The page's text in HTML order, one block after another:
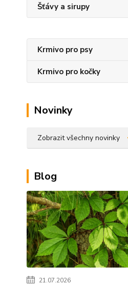
Šťávy a sirupy
Krmivo pro psy
Krmivo pro kočky
Novinky
Zobrazit všechny novinky
Blog
21.07.2026